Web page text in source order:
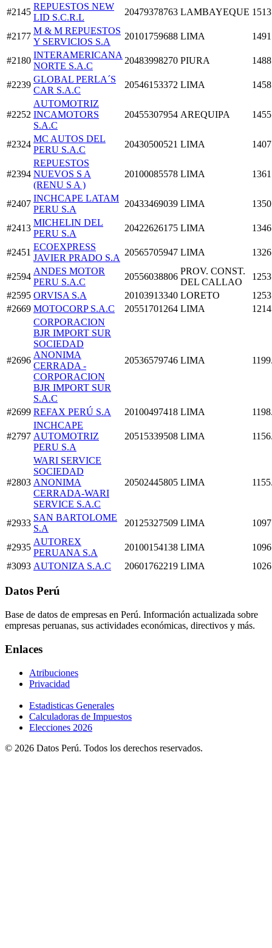
#2145
REPUESTOS NEW
LID S.C.R.L
20479378763 LAMBAYEQUE
#2177
M & M REPUESTOS
Y SERVICIOS S.A
20101759688 LIMA
#2180
INTERAMERICANA
NORTE S.A.C
20483998270 PIURA
#2239
GLOBAL PERLA´S
CAR S.A.C
20546153372 LIMA
#2252
AUTOMOTRIZ
INCAMOTORS
S.A.C
20455307954 AREQUIPA
#2324
MC AUTOS DEL
PERU S.A.C
20430500521 LIMA
#2394
REPUESTOS
NUEVOS S A
(RENU S A )
20100085578 LIMA
#2407
INCHCAPE LATAM
PERU S.A
20433469039 LIMA
#2413
MICHELIN DEL
PERU S.A
20422626175 LIMA
#2451
ECOEXPRESS
JAVIER PRADO S.A
20565705947 LIMA
#2594
ANDES MOTOR
PERU S.A.C
20556038806
PROV. CONST.
DEL CALLAO
#2595 ORVISA S.A 20103913340 LORETO
#2669 MOTOCORP S.A.C 20551701264 LIMA
#2696
CORPORACION
BJR IMPORT SUR
SOCIEDAD
ANONIMA
CERRADA -
CORPORACION
BJR IMPORT SUR
S.A.C
20536579746 LIMA
#2699 REFAX PERÚ S.A 20100497418 LIMA
#2797
INCHCAPE
AUTOMOTRIZ
PERU S.A
20515339508 LIMA
#2803
WARI SERVICE
SOCIEDAD
ANONIMA
CERRADA-WARI
SERVICE S.A.C
20502445805 LIMA
#2933
SAN BARTOLOME
S.A
20125327509 LIMA
#2935
AUTOREX
PERUANA S.A
20100154138 LIMA
#3093 AUTONIZA S.A.C 20601762219 LIMA
Datos Perú
Base de datos de empresas en Perú. Información actualizada sobre
empresas peruanas, sus actividades económicas, directivos y más.
Enlaces
Atribuciones
Privacidad
Estadisticas Generales
Calculadoras de Impuestos
Elecciones 2026
© 2026 Datos Perú. Todos los derechos reservados.